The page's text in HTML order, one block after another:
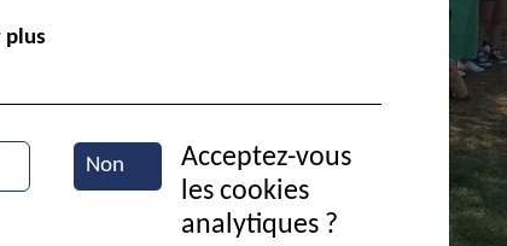
Forum des associations
plus
Non
Acceptez-vous
les cookies
analytiques ?